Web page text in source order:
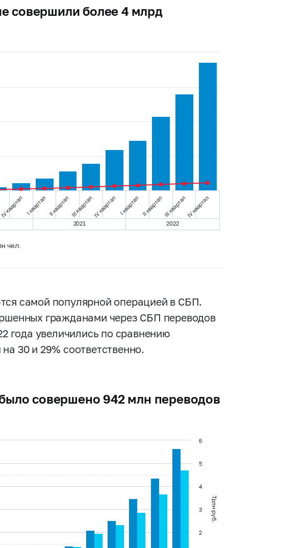
совершили более 4 млрд
IV квартал I квартал
2021
II кварталIII кварталIV квартал I квартал
2022
II кварталIII кварталIV квартал
чел.
самой популярной операцией в СБП.
гражданами через СБП переводов
года увеличились по сравнению
30 и 29% соответственно.
совершено 942 млн переводов
Трлн руб.
2
3
4
5
6